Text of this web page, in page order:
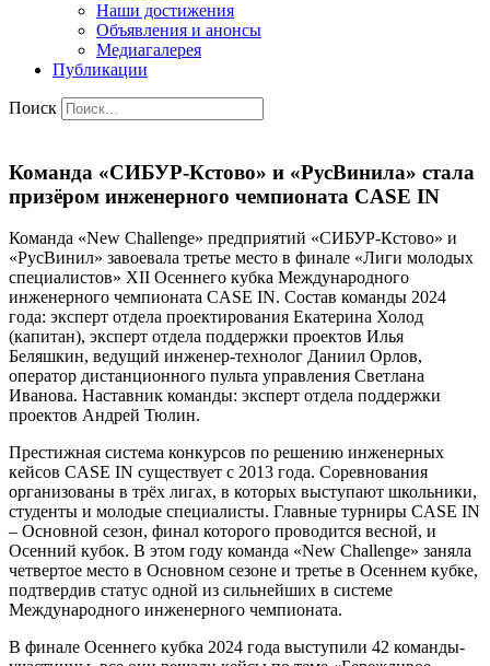
Наши достижения
Объявления и анонсы
Медиагалерея
Публикации
Поиск
Команда «СИБУР-Кстово» и «РусВинила» стала
призёром инженерного чемпионата CASE IN
Команда «New Challenge» предприятий «СИБУР-Кстово» и
«РусВинил» завоевала третье место в финале «Лиги молодых
специалистов» XII Осеннего кубка Международного
инженерного чемпионата CASE IN. Состав команды 2024
года: эксперт отдела проектирования Екатерина Холод
(капитан), эксперт отдела поддержки проектов Илья
Беляшкин, ведущий инженер-технолог Даниил Орлов,
оператор дистанционного пульта управления Светлана
Иванова. Наставник команды: эксперт отдела поддержки
проектов Андрей Тюлин.
Престижная система конкурсов по решению инженерных
кейсов CASE IN существует с 2013 года. Соревнования
организованы в трёх лигах, в которых выступают школьники,
студенты и молодые специалисты. Главные турниры CASE IN
– Основной сезон, финал которого проводится весной, и
Осенний кубок. В этом году команда «New Challenge» заняла
четвертое место в Основном сезоне и третье в Осеннем кубке,
подтвердив статус одной из сильнейших в системе
Международного инженерного чемпионата.
В финале Осеннего кубка 2024 года выступили 42 команды-